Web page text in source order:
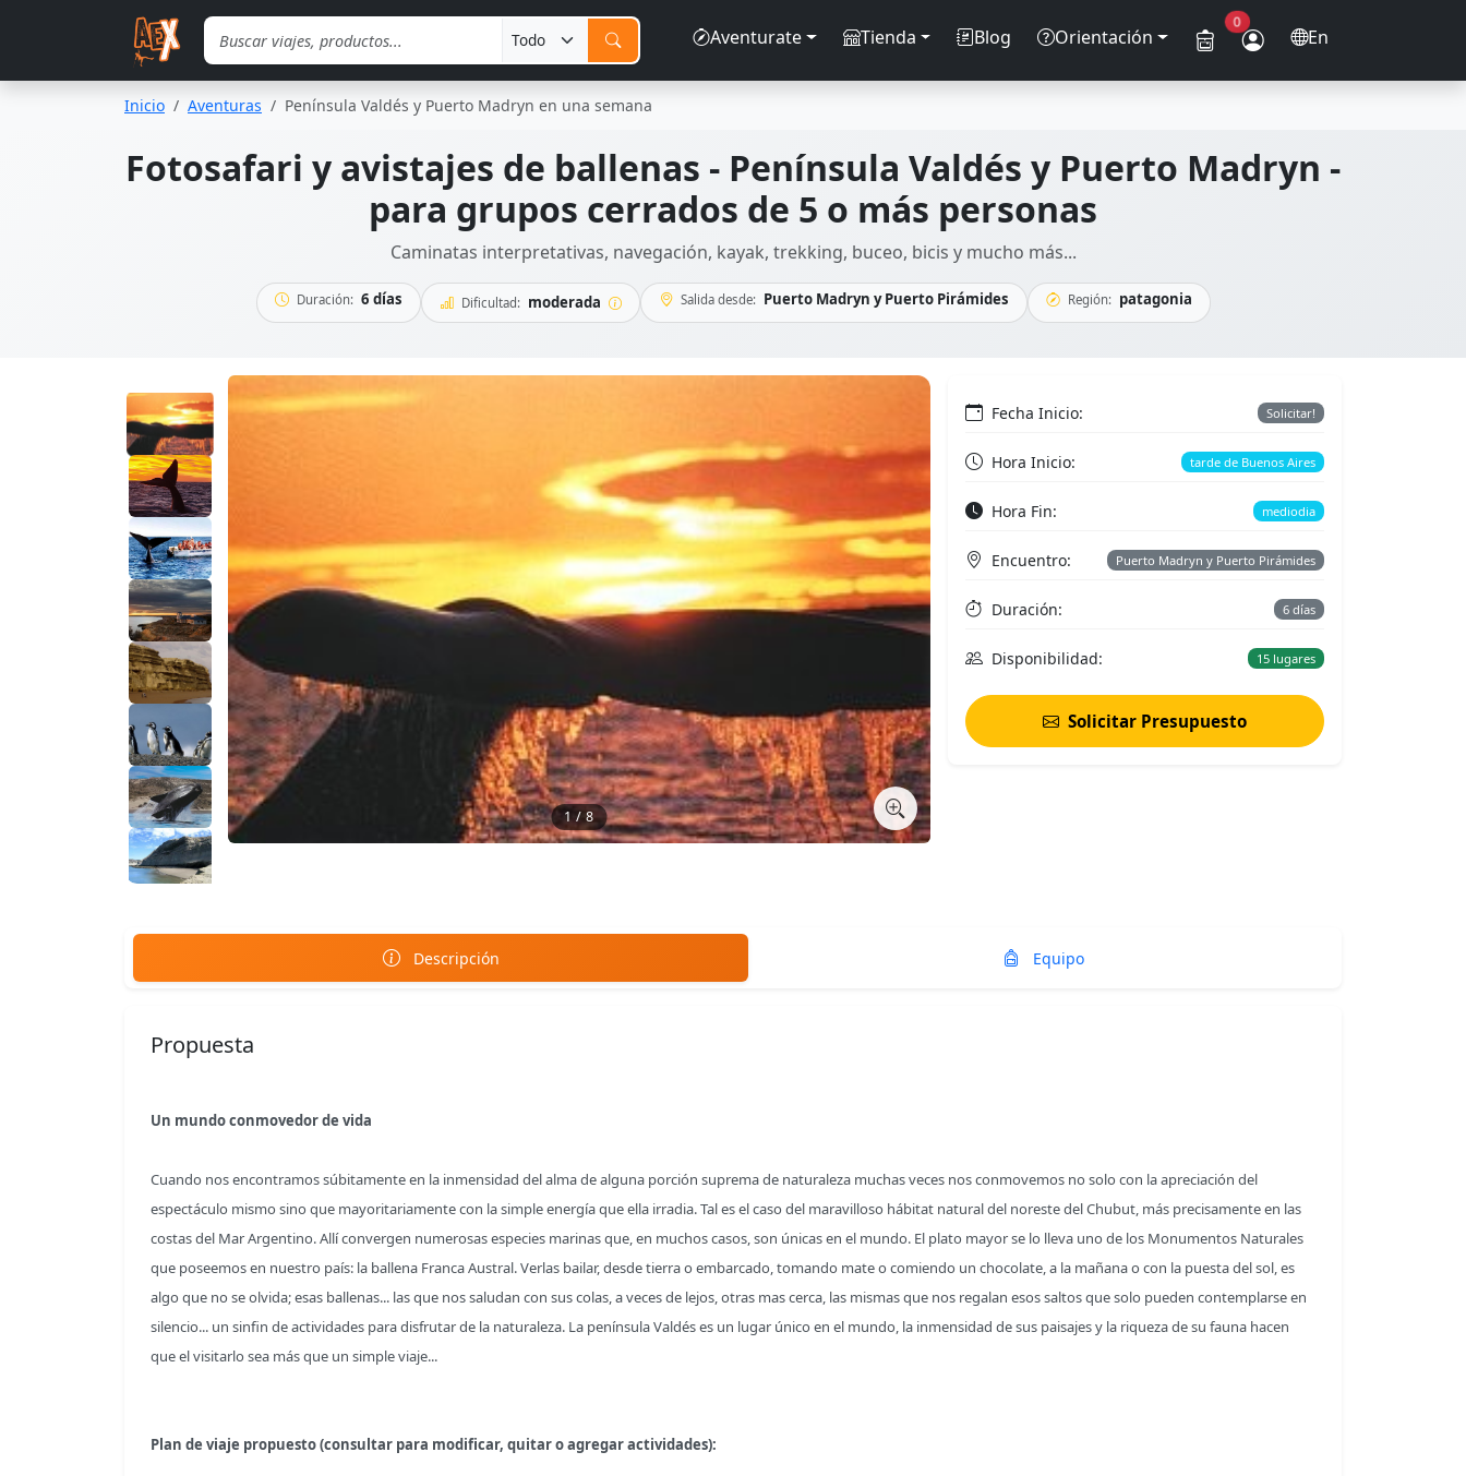
Saltar al contenido principal
Aventurate
Tienda Blog Orientación
0
En
Inicio Aventuras Península Valdés y Puerto Madryn en una semana
Fotosafari y avistajes de ballenas - Península Valdés y Puerto Madryn -
para grupos cerrados de 5 o más personas
Caminatas interpretativas, navegación, kayak, trekking, buceo, bicis y mucho más...
Duración: 6 días Dificultad: moderada Salida desde: Puerto Madryn y Puerto Pirámides Región: patagonia
1 / 8
Fecha Inicio: Solicitar!
Hora Inicio: tarde de Buenos Aires
Hora Fin: mediodia
Encuentro: Puerto Madryn y Puerto Pirámides
Duración: 6 días
Disponibilidad: 15 lugares
Solicitar Presupuesto
Descripción Equipo
Propuesta
Un mundo conmovedor de vida
Cuando nos encontramos súbitamente en la inmensidad del alma de alguna porción suprema de naturaleza muchas veces nos conmovemos no solo con la apreciación del
espectáculo mismo sino que mayoritariamente con la simple energía que ella irradia. Tal es el caso del maravilloso hábitat natural del noreste del Chubut, más precisamente en las
costas del Mar Argentino. Allí convergen numerosas especies marinas que, en muchos casos, son únicas en el mundo. El plato mayor se lo lleva uno de los Monumentos Naturales
que poseemos en nuestro país: la ballena Franca Austral. Verlas bailar, desde tierra o embarcado, tomando mate o comiendo un chocolate, a la mañana o con la puesta del sol, es
algo que no se olvida; esas ballenas... las que nos saludan con sus colas, a veces de lejos, otras mas cerca, las mismas que nos regalan esos saltos que solo pueden contemplarse en
silencio... un sinfin de actividades para disfrutar de la naturaleza. La península Valdés es un lugar único en el mundo, la inmensidad de sus paisajes y la riqueza de su fauna hacen
que el visitarlo sea más que un simple viaje...
Plan de viaje propuesto (consultar para modificar, quitar o agregar actividades):